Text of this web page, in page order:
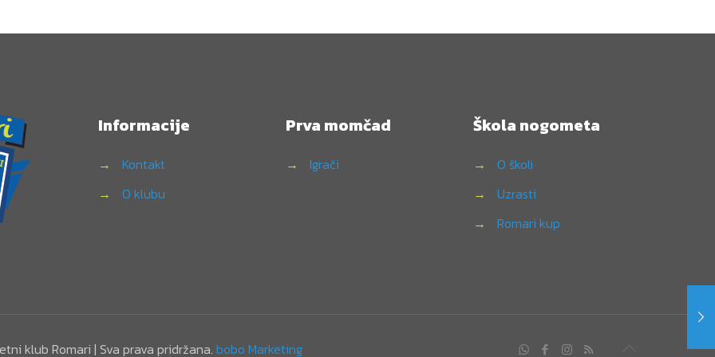
Informacije
→
Kontakt
→
O klubu
Prva momčad
→ Igrači
Škola nogometa
→
O školi
→
Uzrasti
→
Romari kup
klub Romari | Sva prava pridržana.bobo Marketing